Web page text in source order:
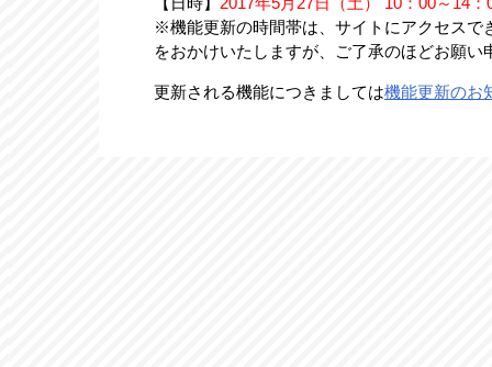
※機能更新の時間帯は、サイトにアクセスで
をおかけいたしますが、ご了承のほどお願い
更新される機能につきましては機能更新のお